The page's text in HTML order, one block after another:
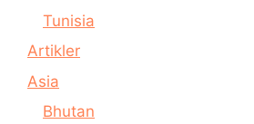
Tunisia
Artikler
Asia
Bhutan